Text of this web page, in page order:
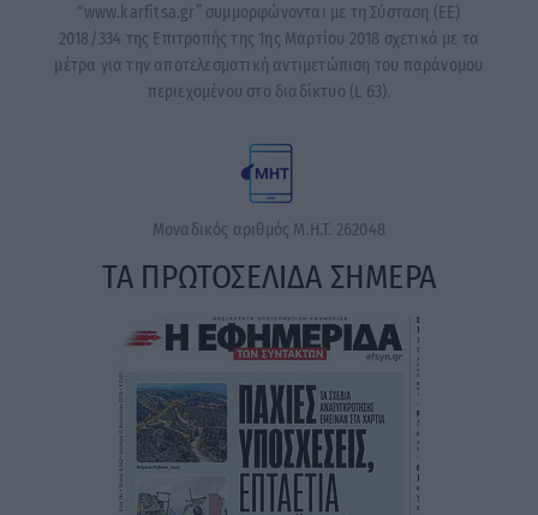
“www.karfitsa.gr” συμμορφώνονται με τη Σύσταση (ΕΕ)
2018/334 της Επιτροπής της 1ης Μαρτίου 2018 σχετικά με τα
μέτρα για την αποτελεσματική αντιμετώπιση του παράνομου
περιεχομένου στο διαδίκτυο (L 63).
Μοναδικός αριθμός Μ.Η.Τ. 262048
ΤΑ ΠΡΩΤΟΣΕΛΙΔΑ ΣΗΜΕΡΑ